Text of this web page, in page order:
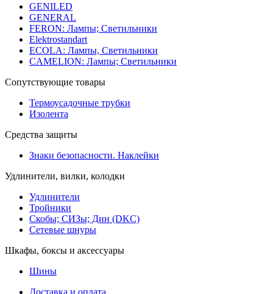
GENILED
GENERAL
FERON: Лампы; Светильники
Elektrostandart
ECOLA: Лампы, Светильники
CAMELION: Лампы; Светильники
Сопутствующие товары
Термоусадочные трубки
Изолента
Средства защиты
Знаки безопасности. Наклейки
Удлинители, вилки, колодки
Удлинители
Тройники
Скобы; СИЗы; Дин (DKC)
Сетевые шнуры
Шкафы, боксы и аксессуары
Шины
Доставка и оплата